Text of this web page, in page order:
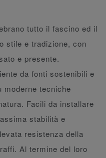
tutto il fascino ed il
stile e tradizione, con
e presente.
da fonti sostenibili e
moderne tecniche
Facili da installare
stabilità e
resistenza della
Al termine del loro